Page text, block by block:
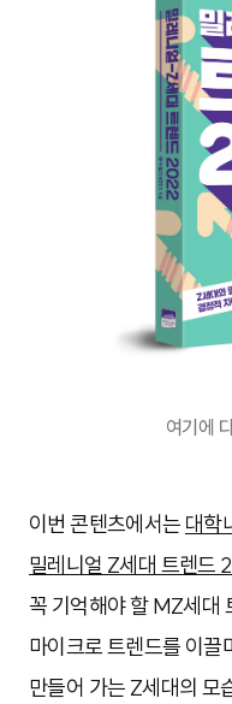
여기에
이번 콘텐츠에서는 대학
밀레니얼 Z세대 트렌
꼭 기억해야 할 MZ세대
마이크로 트렌드를 이끌
만들어 가는 Z세대의 모